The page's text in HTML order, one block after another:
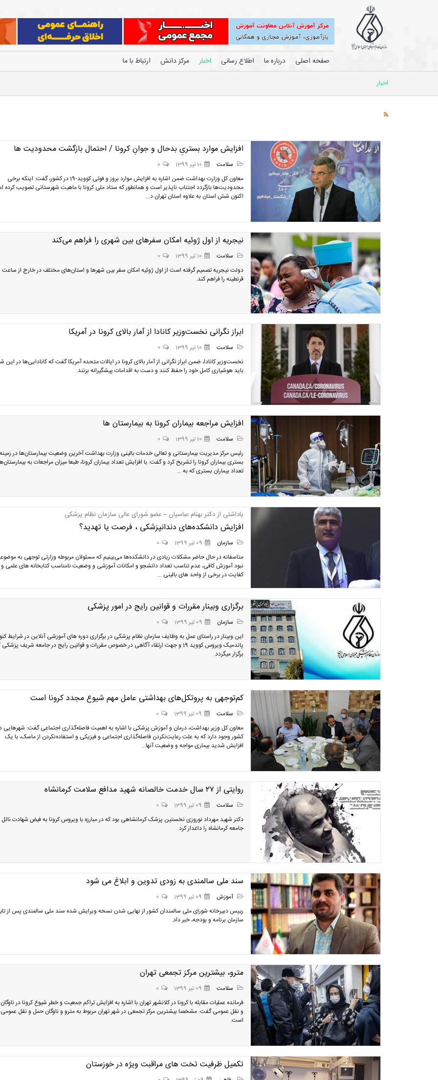
صفحه اصلی درباره ما اطلاع رسانی اخبار مرکز دانش ارتباط با ما
اخبار
افزایش موارد بستریِ بدحال و جوانِ کرونا / احتمال بازگشت محدودیت ها
سلامت 10 تیر 1399
0
معاون کل وزارت بهداشت ضمن اشاره به افزایش موارد بروز و فوتی کووید-19 در کشور، گفت: اینکه برخی
محدودیت‌ها بازگردد اجتناب ناپذیر است و همانطور که ستاد ملی کرونا با ماهیت شهرستانی تصویب کرده
اکنون شش استان به علاوه استان تهران د...
نیجریه از اول ژوئیه امکان سفرهای بین شهری را فراهم می‌کند
سلامت 10 تیر 1399
0
دولت نیجریه تصمیم گرفته است از اول ژوئیه امکان سفر بین شهرها و استان‌های مختلف در خارج از ساعت
قرنطینه را فراهم کند.
ابراز نگرانی نخست‌وزیر کانادا از آمار بالای کرونا در آمریکا
سلامت 10 تیر 1399
0
نخست‌وزیر کانادا، ضمن ابراز نگرانی از آمار بالای کرونا در ایالات متحده آمریکا گفت که کانادایی‌ها در این
باید هوشیاری کامل خود را حفظ کنند و دست به اقدامات پیشگیرانه بزنند.
افزایش مراجعه بیماران کرونا به بیمارستان ها
سلامت 10 تیر 1399
0
رئیس مرکز مدیریت بیمارستانی و تعالی خدمات بالینی وزارت بهداشت آخرین وضعیت بیمارستان‌ها در زمینه
بستری بیماران کرونا را تشریح کرد و گفت: با افزایش تعداد بیماران کرونا، طبعا میزان مراجعات به
تعداد بیماران بستری که به ...
یاداشتی از دکتر بهنام عباسیان – عضو شورای عالی سازمان نظام پزشکی
افزایش دانشکده‌‌های دندانپزشکی ، فرصت یا تهدید؟
سازمان 09 تیر 1399
0
متاسفانه در حال حاضر مشکلات زیادی در دانشکده‌ها‌ می‌بینیم که مسئولان مربوطه وزارتی توجهی به
نبود آموزش کافی، عدم تناسب تعداد دانشجو و امکانات آموزشی و وضعیت نامناسب کتابخانه های علمی
کفایت در برخی از واحد های بالینی ...
برگزاری وبینار مقررات و قوانین رایج در امور پزشکی
سازمان 09 تیر 1399
0
این وبینار در راستای عمل به وظایف سازمان نظام پزشکی در برگزاری دوره های آموزشی آنلاین در شرایط
پاندمیک ویروس کووید 19 و جهت ارتقاء آگاهی در خصوص مقررات و قوانین رایج در جامعه شریف
برگزار میگردد.
کم‌توجهی به پروتکل‌های بهداشتی عامل مهم شیوع مجدد کرونا است
سلامت 09 تیر 1399
0
معاون کل وزیر بهداشت، درمان و آموزش پزشکی با اشاره به اهمیت فاصله‌گذاری اجتماعی گفت: شهرهایی
کشور وجود دارد که به علت رعایت‌نکردن فاصله‌گذاری اجتماعی و فیزیکی و استفاده‌نکردن از ماسک، با یک
افزایش شدید بیماری مواجه و وضعیت آنها...
روایتی از ۲۷ سال خدمت خالصانه شهید مدافع سلامت کرمانشاه
سلامت 09 تیر 1399
0
دکتر شهید مهرداد نوروزی نخستین پزشک کرمانشاهی بود که در مبارزه با ویروس کرونا به فیض شهادت
جامعه کرمانشاه را داغدار کرد.
سند ملی سالمندی به زودی تدوین و ابلاغ می شود
آموزش 09 تیر 1399
0
رییس دبیرخانه شورای ملی سالمندان کشور از نهایی شدن نسخه ویرایش شده سند ملی سالمندی پس از
سازمان برنامه و بودجه، خبر داد.
مترو، بیشترین مرکز تجمعی تهران
سلامت 09 تیر 1399
0
فرمانده عملیات مقابله با کرونا در کلانشهر تهران با اشاره به افزایش تراکم جمعیت و خطر شیوع کرونا در
و نقل عمومی گفت: مشخصا بیشترین مرکز تجمعی در شهر تهران مربوط به مترو و ناوگان حمل و نقل عمومی
است.
تکمیل ظرفیت تخت های مراقبت ویژه در خوزستان